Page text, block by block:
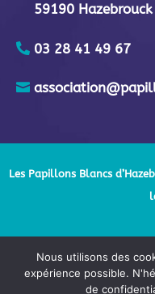
59190 Hazebrouck
03 28 41 49 67
Les Papillons Blancs
Nous utilisons des
expérience possible.
de